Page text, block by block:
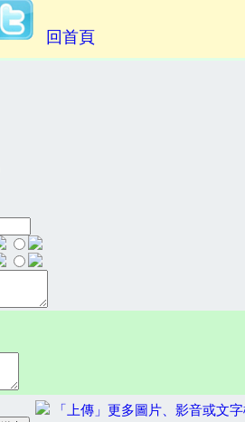
回首頁
「上傳」更多圖片、影音或文字